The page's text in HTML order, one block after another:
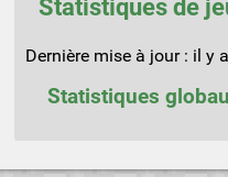
Statistiques de
Dernière mise à jour : il y
Statistiques